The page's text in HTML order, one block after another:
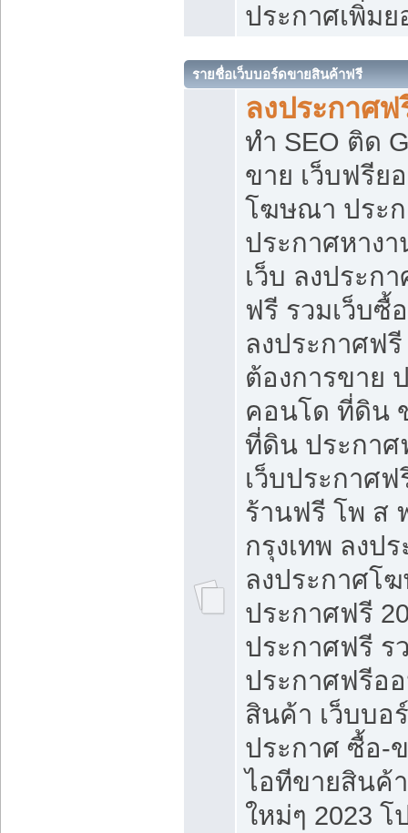
ประกาศเพิ่ม
รายชื่อเว็บบอร์ดขายสินค้าฟรี
ลงประกาศฟ
ทำ SEO ติด
ขาย เว็บฟรีย
โฆษณา ประ
ประกาศหาง
เว็บ ลงประก
ฟรี รวมเว็บซื้
ลงประกาศฟ
ต้องการขาย
คอนโด ที่ดิน
ที่ดิน ประกา
เว็บประกาศ
ร้านฟรี โพ ส
กรุงเทพ ลงป
ลงประกาศโ
ประกาศฟรี
ประกาศฟรี ร
ประกาศฟรีอ
สินค้า เว็บบอ
ประกาศ ซื้อ-
ไอทีขายสินค้
ใหม่ๆ 2023